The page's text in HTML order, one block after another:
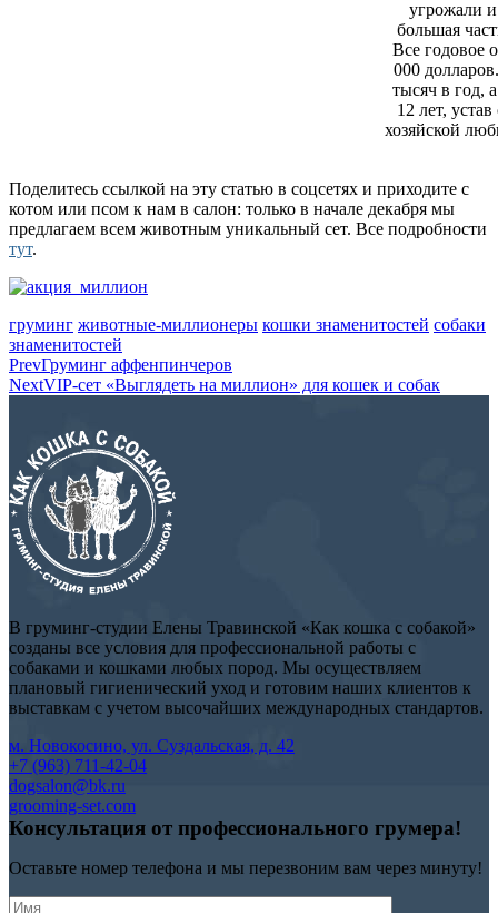
угрожали
большая
Все годовое
000
тысяч в год,
12 лет,
хозяйской
Поделитесь ссылкой на эту статью в соцсетях и приходите с
котом или псом к нам в салон: только в начале декабря мы
предлагаем всем животным уникальный сет. Все подробности
тут.
груминг животные-миллионеры кошки знаменитостей собаки
знаменитостей
PrevГруминг аффенпинчеров
NextVIP-сет «Выглядеть на миллион» для кошек и собак
В груминг-студии Елены Травинской «Как кошка с собакой»
созданы все условия для профессиональной работы с
собаками и кошками любых пород. Мы осуществляем
плановый гигиенический уход и готовим наших клиентов к
выставкам с учетом высочайших международных стандартов.
м. Новокосино, ул. Суздальская, д. 42
+7 (963) 711-42-04
dogsalon@bk.ru
grooming-set.com
Консультация от профессионального грумера!
Оставьте номер телефона и мы перезвоним вам через минуту!